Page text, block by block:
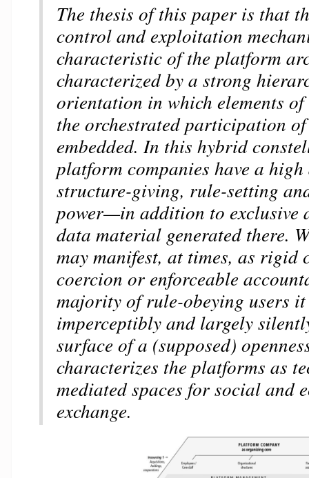
The thesis of this paper is that
control and exploitation
characteristic of the platform
characterized by a strong
orientation in which elements
the orchestrated participation
embedded. In this hybrid
platform companies have a high
structure-giving, rule-setting
power—in addition to exclusive
data material generated there.
may manifest, at times, as rigid
coercion or enforceable
majority of rule-obeying users
imperceptibly and largely
surface of a (supposed)
characterizes the platforms as
mediated spaces for social and
exchange.